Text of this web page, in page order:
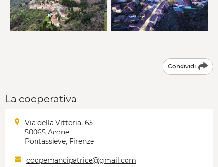
Condividi
La cooperativa
Via della Vittoria, 65
50065 Acone
Pontassieve, Firenze
coopemancipatrice@gmail.com